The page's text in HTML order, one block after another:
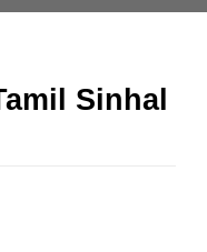
Sinhal